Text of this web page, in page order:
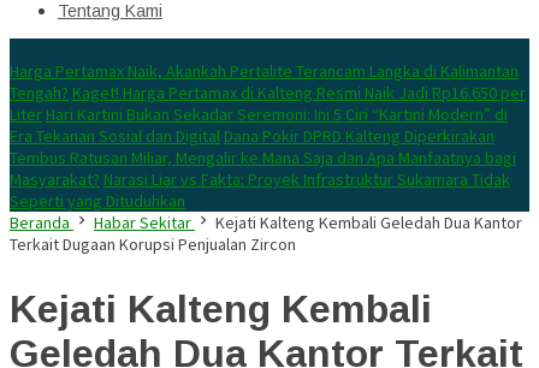
Tentang Kami
Harga Pertamax Naik, Akankah Pertalite Terancam Langka di Kalimantan
Tengah? Kaget! Harga Pertamax di Kalteng Resmi Naik Jadi Rp16.650 per
Liter Hari Kartini Bukan Sekadar Seremoni: Ini 5 Ciri “Kartini Modern” di
Era Tekanan Sosial dan Digital Dana Pokir DPRD Kalteng Diperkirakan
Tembus Ratusan Miliar, Mengalir ke Mana Saja dan Apa Manfaatnya bagi
Masyarakat? Narasi Liar vs Fakta: Proyek Infrastruktur Sukamara Tidak
Seperti yang Dituduhkan
Beranda
Habar Sekitar
Kejati Kalteng Kembali Geledah Dua Kantor
Terkait Dugaan Korupsi Penjualan Zircon
Kejati Kalteng Kembali
Geledah Dua Kantor Terkait